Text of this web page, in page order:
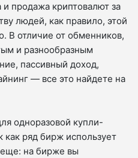
продажа криптовалют за
людей, как правило, этой
В отличие от обменников,
и разнообразным
пассивный доход,
— все это найдете на
одноразовой купли-
ряд бирж использует
еще: на бирже вы